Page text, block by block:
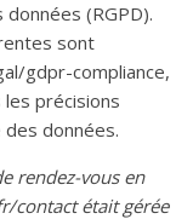
(RGPD).
sont
gdpr-compliance,
précisions
données.
rendez-vous en
contact était gérée